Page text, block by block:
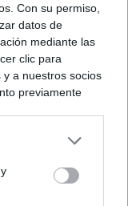
Con su permiso,
datos de
mediante las
clic para
a nuestros socios
previamente
que algún
de
se aplicarán